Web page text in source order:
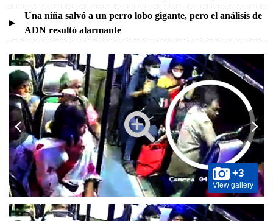
Una niña salvó a un perro lobo gigante, pero el análisis de
ADN resultó alarmante
+3
View gallery